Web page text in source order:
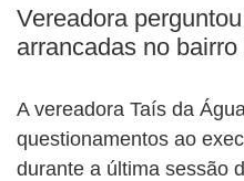
Vereadora
arrancadas no
A vereadora Taís da
questionamentos ao
durante a última sessão